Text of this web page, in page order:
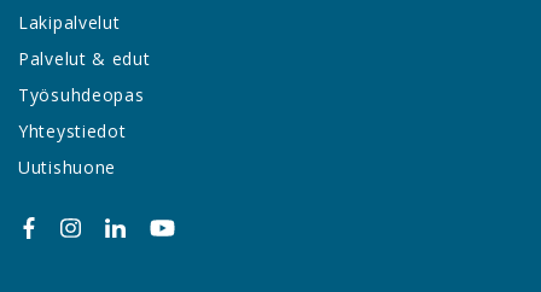
Lakipalvelut
Palvelut & edut
Työsuhdeopas
Yhteystiedot
Uutishuone